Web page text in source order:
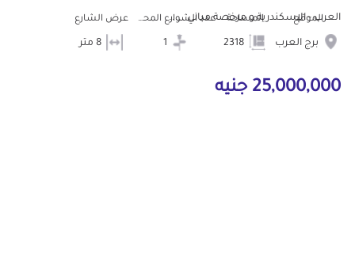
العرب - الإسكندرية و مرخصة مباني .....
الموقع
برج العرب
المساحة عدد الشوارع المحيطه عرض الشارع
25,000,000 جنيه